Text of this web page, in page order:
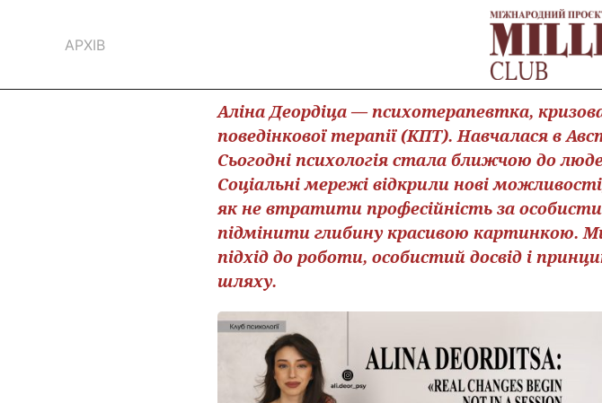
АРХІВ
Аліна Деордіца — психотерапевтка,
поведінкової терапії (КПТ). Навчалася в
Сьогодні психологія стала ближчою до
Соціальні мережі відкрили нові
як не втратити професійність за
підмінити глибину красивою картинкою.
підхід до роботи, особистий досвід і
шляху.